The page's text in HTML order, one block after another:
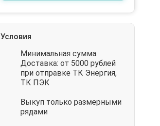
Условия
Минимальная сумма
Доставка: от 5000 рублей
при отправке ТК Энергия,
ТК ПЭК
Выкуп только размерными
рядами